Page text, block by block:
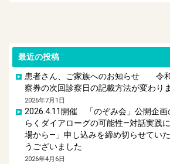
最近の投稿
患者さん、ご家族へのお知らせ 令
察券の次回診察日の記載方法が変わりま
2026年7月1日
2026.4.11開催 「のぞみ会」公開企画
らくダイアローグの可能性―対話実践
場から―」申し込みを締め切らせてい
うございました
2026年4月6日